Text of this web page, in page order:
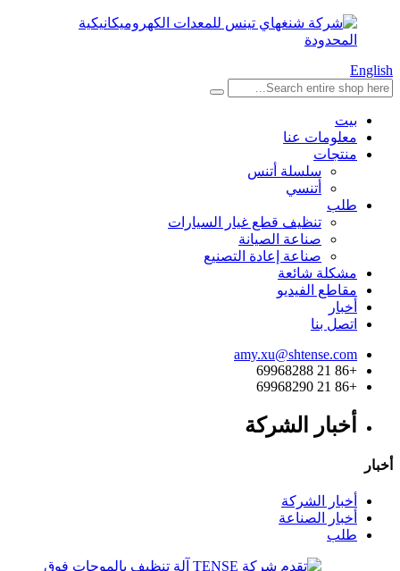
English
بيت
معلومات عنا
منتجات
سلسلة أتنس
أتنسي
طلب
تنظيف قطع غيار السيارات
صناعة الصيانة
صناعة إعادة التصنيع
مشكلة شائعة
مقاطع الفيديو
أخبار
اتصل بنا
amy.xu@shtense.com
+86 21 69968288
+86 21 69968290
أخبار الشركة
أخبار
أخبار الشركة
أخبار الصناعة
طلب